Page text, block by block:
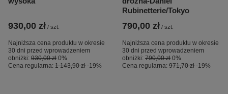
930,00 zł / szt.
Najniższa cena produktu w okresie
30 dni przed wprowadzeniem
obniżki: 930,00 zł 0%
Cena regularna: 1 143,90 zł -19%
Rubinetterie/Tokyo
790,00 zł / szt.
Najniższa cena produktu w okresie
30 dni przed wprowadzeniem
obniżki: 790,00 zł 0%
Cena regularna: 971,70 zł -19%